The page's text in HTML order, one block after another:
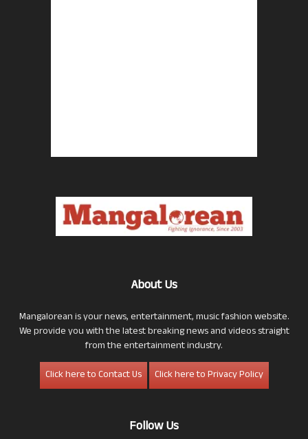
About Us
Mangalorean is your news, entertainment, music fashion website.
We provide you with the latest breaking news and videos straight
from the entertainment industry.
Click here to Contact Us
Click here to Privacy Policy
Follow Us